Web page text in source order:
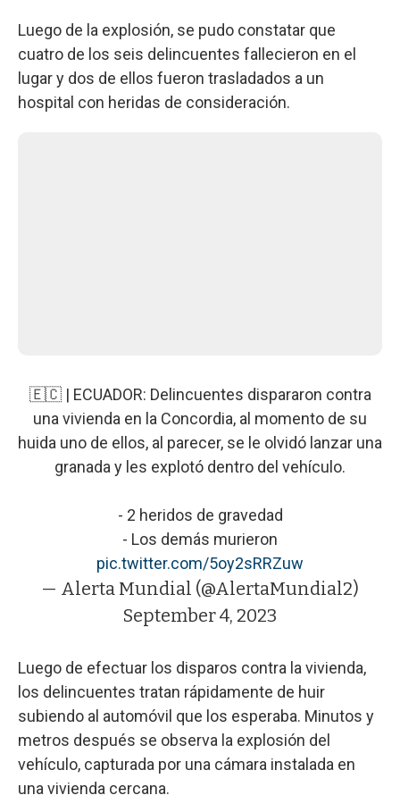
Luego de la explosión, se pudo constatar que
cuatro de los seis delincuentes fallecieron en el
lugar y dos de ellos fueron trasladados a un
hospital con heridas de consideración.
🇪🇨 | ECUADOR: Delincuentes dispararon contra
una vivienda en la Concordia, al momento de su
huida uno de ellos, al parecer, se le olvidó lanzar una
granada y les explotó dentro del vehículo.
- 2 heridos de gravedad
- Los demás murieron
pic.twitter.com/5oy2sRRZuw
— Alerta Mundial (@AlertaMundial2)
September 4, 2023
Luego de efectuar los disparos contra la vivienda,
los delincuentes tratan rápidamente de huir
subiendo al automóvil que los esperaba. Minutos y
metros después se observa la explosión del
vehículo, capturada por una cámara instalada en
una vivienda cercana.